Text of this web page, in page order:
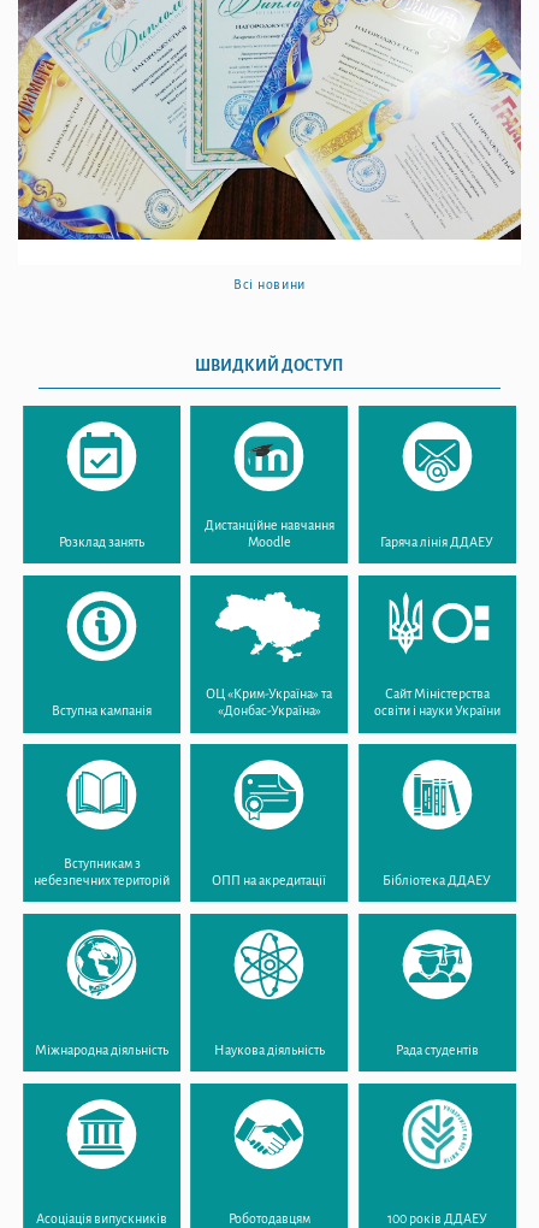
Всі новини
ШВИДКИЙ ДОСТУП
Розклад занять
Дистанційне навчання
Moodle
Гаряча лінія ДДАЕУ
Вступна кампанія
ОЦ «Крим-Україна» та
«Донбас-Україна»
Сайт Міністерства
освіти і науки України
Вступникам з
небезпечних територій
ОПП на акредитації Бібліотека ДДАЕУ
Міжнародна діяльність Наукова діяльність Рада студентів
Асоціація випускників Роботодавцям 100 років ДДАЕУ